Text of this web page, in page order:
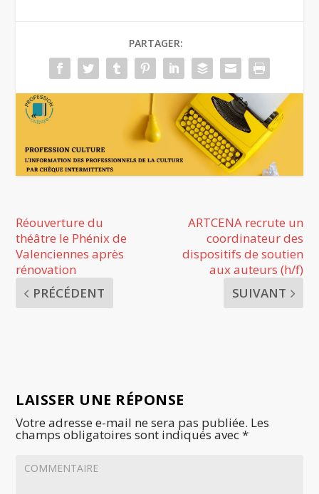
PARTAGER:
Réouverture du
théâtre le Phénix de
Valenciennes après
rénovation
PRÉCÉDENT
ARTCENA recrute un
coordinateur des
dispositifs de soutien
aux auteurs (h/f)
SUIVANT
LAISSER UNE RÉPONSE
Votre adresse e-mail ne sera pas publiée. Les
champs obligatoires sont indiqués avec*